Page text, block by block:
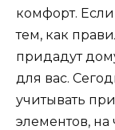
комфорт.
тем, как
придадут
для вас.
учитывать
элементов, на